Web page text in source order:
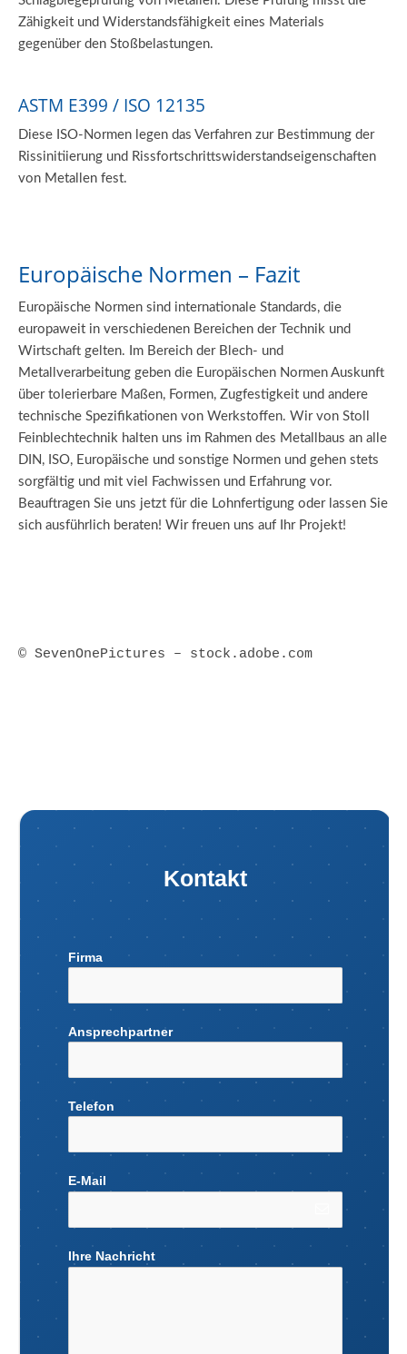
Zähigkeit und Widerstandsfähigkeit eines Materials
gegenüber den Stoßbelastungen.
ASTM E399 / ISO 12135
Diese ISO-Normen legen das Verfahren zur Bestimmung der
Rissinitiierung und Rissfortschrittswiderstandseigenschaften
von Metallen fest.
Europäische Normen – Fazit
Europäische Normen sind internationale Standards, die
europaweit in verschiedenen Bereichen der Technik und
Wirtschaft gelten. Im Bereich der Blech- und
Metallverarbeitung geben die Europäischen Normen Auskunft
über tolerierbare Maßen, Formen, Zugfestigkeit und andere
technische Spezifikationen von Werkstoffen. Wir von Stoll
Feinblechtechnik halten uns im Rahmen des Metallbaus an alle
DIN, ISO, Europäische und sonstige Normen und gehen stets
sorgfältig und mit viel Fachwissen und Erfahrung vor.
Beauftragen Sie uns jetzt für die Lohnfertigung oder lassen Sie
sich ausführlich beraten! Wir freuen uns auf Ihr Projekt!
© SevenOnePictures – stock.adobe.com
Kontakt
Firma
Ansprechpartner
Telefon
E-Mail
Ihre Nachricht